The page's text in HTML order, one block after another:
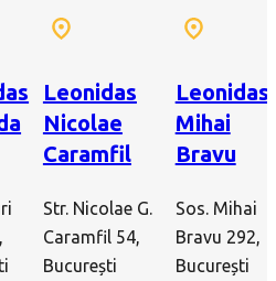
Leonidas
Nicolae
Caramfil
Str. Nicolae G.
Caramfil 54,
București
Leonidas
Mihai
Bravu
Sos. Mihai
Bravu 292,
București